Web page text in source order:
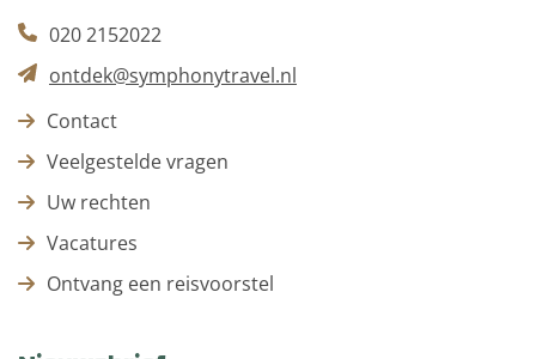
020 2152022
ontdek@symphonytravel.nl
Contact
Veelgestelde vragen
Uw rechten
Vacatures
Ontvang een reisvoorstel